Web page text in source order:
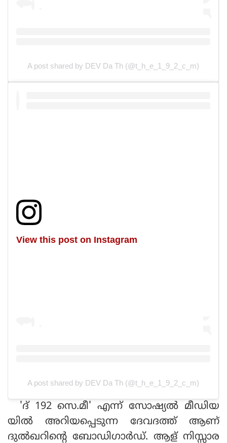
A post shared by DEV Da Th (@t_h_e_1_9_2_c_m)
View this post on Instagram
A post shared by DEV Da Th (@t_h_e_1_9_2_c_m)
'ദ് 192 സെ.മീ' എന്ന് സോഷ്യല്‍ മീഡിയ
യില്‍ അറിയപ്പെടുന്ന ദേവദത്ത് ആണ്
ദുല്‍ഖറിന്റെ ബോഡിഗാര്‍ഡ്. ആള് നിസ്സാര